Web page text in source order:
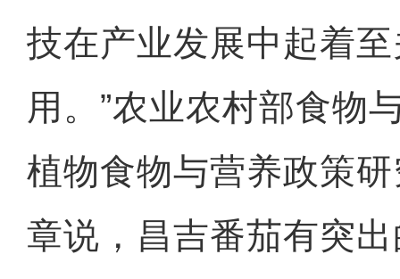
技在产业发展中起着
用。”农业农村部食物
植物食物与营养政策
章说，昌吉番茄有突